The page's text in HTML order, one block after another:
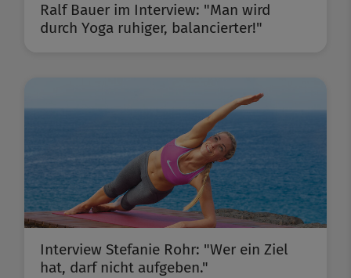
Ralf Bauer im Interview: "Man wird
durch Yoga ruhiger, balancierter!"
Interview Stefanie Rohr: "Wer ein Ziel
hat, darf nicht aufgeben."